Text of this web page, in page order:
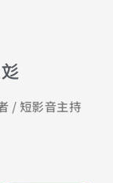
/ 短影音主持